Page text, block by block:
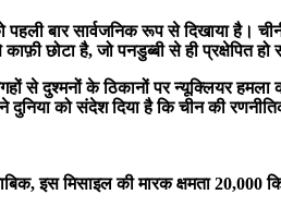
बार सार्वजनिक रूप से दिखाया है।
छोटा है, जो पनडुब्बी से ही प्रक्षेपित हो
से दुश्मनों के ठिकानों पर न्यूक्लियर हमला
को संदेश दिया है कि चीन की
इस मिसाइल की मारक क्षमता 20,000